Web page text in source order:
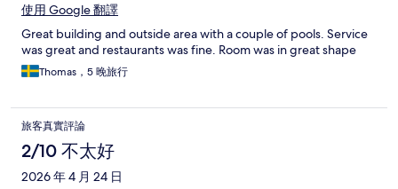
使用 Google 翻譯
Great building and outside area with a couple of pools. Service
was great and restaurants was fine. Room was in great shape
Thomas，5 晚旅行
旅客真實評論
2/10 不太好
2026 年 4 月 24 日